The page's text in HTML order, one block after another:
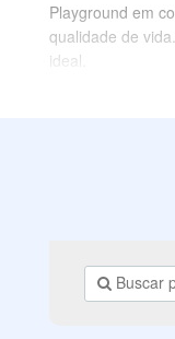
Playground em
qualidade de
ideal.